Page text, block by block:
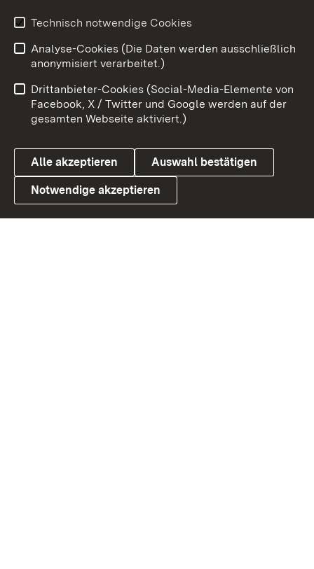
Youtube
Link zum Landesportal
Benutzungshinweise
Barrierefreiheit
Datenschutz
Cookies
Technisch notwendige Cookies
Analyse-Cookies (Die Daten werden ausschließlich
anonymisiert verarbeitet.)
Drittanbieter-Cookies (Social-Media-Elemente von
Facebook, X / Twitter und Google werden auf der
gesamten Webseite aktiviert.)
Alle akzeptieren Auswahl bestätigen
Notwendige akzeptieren